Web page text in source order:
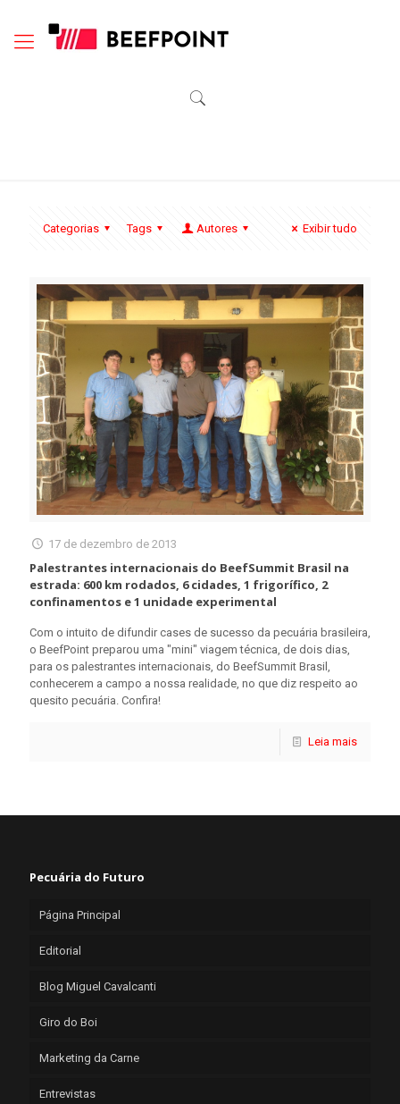
Categorias Tags Autores Exibir tudo
17 de dezembro de 2013
Palestrantes internacionais do BeefSummit Brasil na
estrada: 600 km rodados, 6 cidades, 1 frigorífico, 2
confinamentos e 1 unidade experimental
Com o intuito de difundir cases de sucesso da pecuária brasileira,
o BeefPoint preparou uma "mini" viagem técnica, de dois dias,
para os palestrantes internacionais, do BeefSummit Brasil,
conhecerem a campo a nossa realidade, no que diz respeito ao
quesito pecuária. Confira!
Leia mais
Pecuária do Futuro
Página Principal
Editorial
Blog Miguel Cavalcanti
Giro do Boi
Marketing da Carne
Entrevistas